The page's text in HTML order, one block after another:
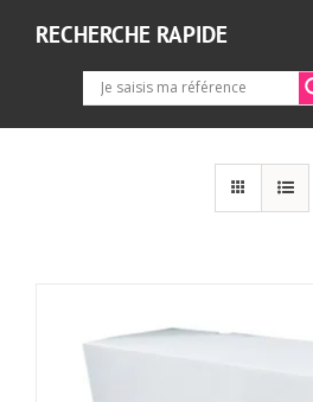
RECHERCHE RAPIDE